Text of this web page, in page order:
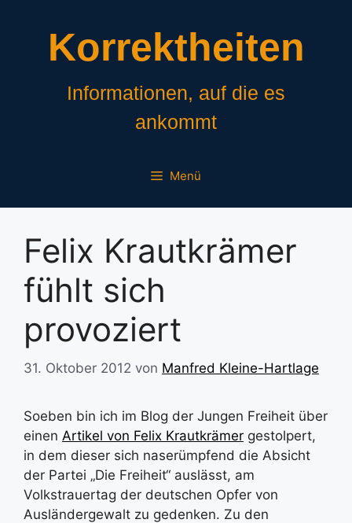
Korrektheiten
Informationen, auf die es
ankommt
Menü
Felix Krautkrämer
fühlt sich
provoziert
31. Oktober 2012 von Manfred Kleine-Hartlage
Soeben bin ich im Blog der Jungen Freiheit über
einen Artikel von Felix Krautkrämer gestolpert,
in dem dieser sich naserümpfend die Absicht
der Partei „Die Freiheit“ auslässt, am
Volkstrauertag der deutschen Opfer von
Ausländergewalt zu gedenken. Zu den